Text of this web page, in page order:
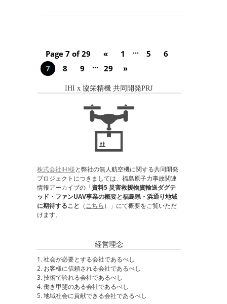
Page 7 of 29 « 1 ... 5
6
7
8 9 ... 29 »
IHI x 協栄精機 共同開発PRJ
株式会社IHI様と弊社の無人航空機に関する共同開発
プロジェクトにつきましては、福島原子力事故関連
情報アーカイブの「資料5 災害救援物資輸送ダグテ
ッド・ファンUAV事業の概要と福島県・浜通り地域
に期待すること （こちら）」にて概要をご覧いただ
けます。
経営理念
1. 社会が必要とする会社であるべし
2. お客様に信頼される会社であるべし
3. 技術で誇れる会社であるべし
4. 働き甲斐のある会社であるべし
5. 地域社会に貢献できる会社であるべし